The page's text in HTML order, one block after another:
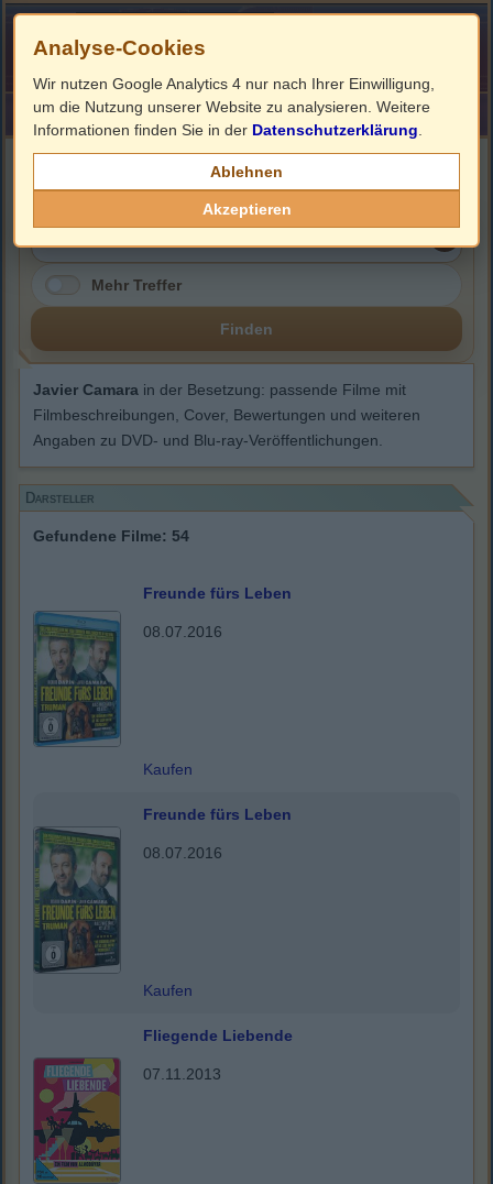
HOME ImpressumLinks
Javier Camara
Mehr Treffer
Finden
Javier Camara in der Besetzung: passende Filme mit
Filmbeschreibungen, Cover, Bewertungen und weiteren
Angaben zu DVD- und Blu-ray-Veröffentlichungen.
Darsteller
Gefundene Filme: 54
Freunde fürs Leben
08.07.2016
Kaufen
Freunde fürs Leben
08.07.2016
Kaufen
Fliegende Liebende
07.11.2013
Analyse-Cookies
Wir nutzen Google Analytics 4 nur nach Ihrer Einwilligung,
um die Nutzung unserer Website zu analysieren. Weitere
Informationen finden Sie in der Datenschutzerklärung
Ablehnen
Akzeptieren